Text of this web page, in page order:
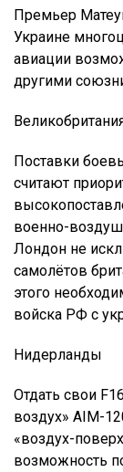
Премьер
Украине
авиации
другими
Поставки
считают
военно-
Лондон не
самолётов
этого
войска РФ с
Нидерланды
Отдать свои
воздух» AIM-
«воздух-
возможность